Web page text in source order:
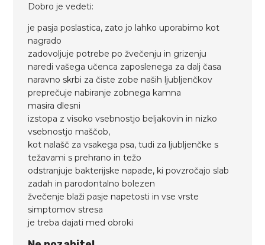
Dobro je vedeti:
je pasja poslastica, zato jo lahko uporabimo kot
nagrado
zadovoljuje potrebe po žvečenju in grizenju
naredi vašega učenca zaposlenega za dalj časa
naravno skrbi za čiste zobe naših ljubljenčkov
preprečuje nabiranje zobnega kamna
masira dlesni
izstopa z visoko vsebnostjo beljakovin in nizko
vsebnostjo maščob,
kot nalašč za vsakega psa, tudi za ljubljenčke s
težavami s prehrano in težo
odstranjuje bakterijske napade, ki povzročajo slab
zadah in parodontalno bolezen
žvečenje blaži pasje napetosti in vse vrste
simptomov stresa
je treba dajati med obroki